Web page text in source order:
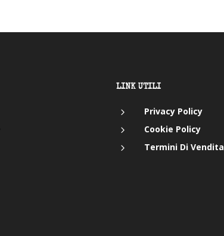
LINK UTILI
5 Privacy Policy
5 Cookie Policy
5 Termini Di Vendita